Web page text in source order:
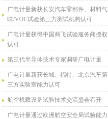
广电计量新获长安汽车零部件、材料气
味/VOC试验第三方测试机构认可
广电计量获得中国商飞试验服务商授权
认可
第三代半导体技术专家调研广电计量
广电计量新获长城、福特、北京汽车第
三方实验室能力认可
航空机载设备试验技术交流盛会召开
广电计量通过欧洲航空安全局试验能力